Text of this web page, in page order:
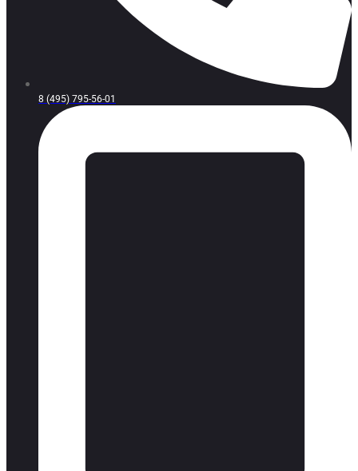
8 (495) 795-56-01